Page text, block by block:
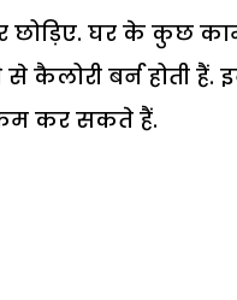
छोड़िए. घर के कुछ
बर्न होती हैं.
कम कर सकते हैं.